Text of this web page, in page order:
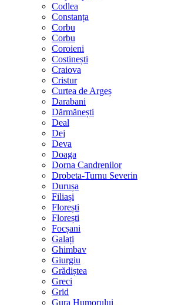
Codlea
Constanța
Corbu
Corbu
Coroieni
Costinești
Craiova
Cristur
Curtea de Argeș
Darabani
Dărmănești
Deal
Dej
Deva
Doaga
Dorna Candrenilor
Drobeta-Turnu Severin
Durușa
Filiași
Florești
Florești
Focșani
Galați
Ghimbav
Giurgiu
Grădiștea
Greci
Grid
Gura Humorului